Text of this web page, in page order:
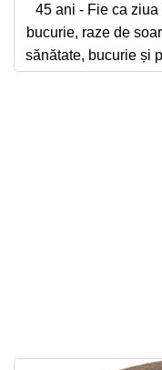
45 ani - Fie ca
bucurie, raze de
sănătate, bucurie și